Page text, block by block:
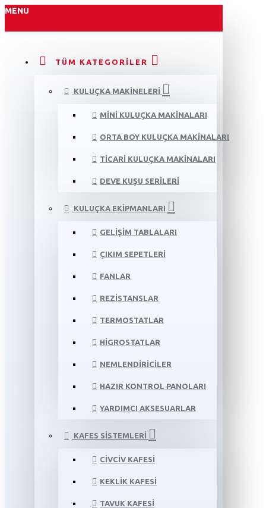
MENU
TÜM KATEGORILER
KULUÇKA MAKINELERI
MINI KULUÇKA MAKINALARI
ORTA BOY KULUÇKA MAKINALARI
TICARI KULUÇKA MAKINALARI
DEVE KUŞU SERILERI
KULUÇKA EKIPMANLARI
GELIŞIM TABLALARI
ÇIKIM SEPETLERI
FANLAR
REZISTANSLAR
TERMOSTATLAR
HIGROSTATLAR
NEMLENDIRICILER
HAZIR KONTROL PANOLARI
YARDIMCI AKSESUARLAR
KAFES SISTEMLERI
CIVCIV KAFESI
KEKLIK KAFESI
TAVUK KAFESI